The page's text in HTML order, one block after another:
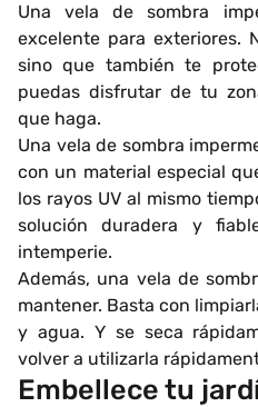
Una vela de sombra
excelente para exteriores.
sino que también te
puedas disfrutar de tu
que haga.
Una vela de sombra
con un material especial
los rayos UV al mismo
solución duradera y
intemperie.
Además, una vela de
mantener. Basta con
y agua. Y se seca
volver a utilizarla
Embellece tu